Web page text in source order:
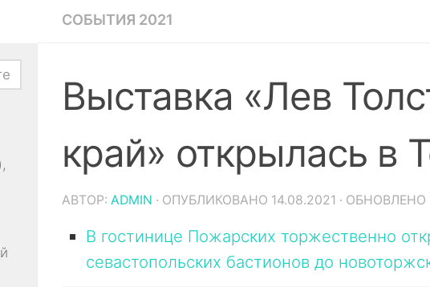
СОБЫТИЯ 2021
Выставка «Лев
край» открылась в
АВТОР: ADMIN · ОПУБЛИКОВАНО 14.08.2021 · ОБНОВЛЕНО
В гостинице Пожарских торжественно
севастопольских бастионов до